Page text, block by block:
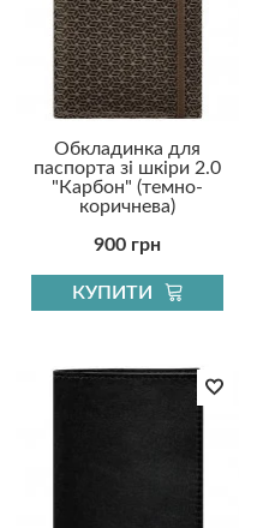
Обкладинка для
паспорта зі шкіри 2.0
"Карбон" (темно-
коричнева)
900 грн
КУПИТИ